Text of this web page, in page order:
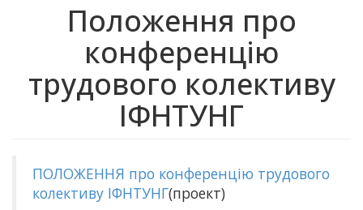
Положення про
конференцію
трудового колективу
ІФНТУНГ
ПОЛОЖЕННЯ про конференцію трудового
колективу ІФНТУНГ(проект)